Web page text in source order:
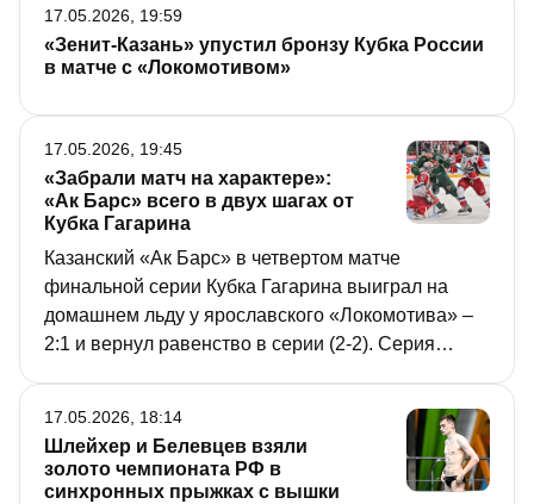
«Зенит-Казань» упустил бронзу Кубка России
в матче с «Локомотивом»
17.05.2026, 19:59
«Забрали матч на характере»:
«Ак Барс» всего в двух шагах от
Кубка Гагарина
Казанский «Ак Барс» в четвертом матче
финальной серии Кубка Гагарина выиграл на
домашнем льду у ярославского «Локомотива» –
2:1 и вернул равенство в серии (2-2). Серия
качелях, которые сопровождали почти все игры
Кубка, – в репортаже «РТ».
17.05.2026, 19:45
Шлейхер и Белевцев взяли
золото чемпионата РФ в
синхронных прыжках с вышки
17.05.2026, 18:14